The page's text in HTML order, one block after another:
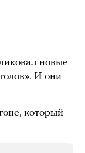
новые
И они
который